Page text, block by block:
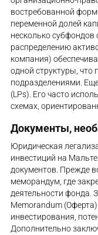
востребованной
переменной долей
несколько
распределению
компания)
одной структуры,
подразделениями.
(LPs). Его часто
схемах,
Документы,
Юридическая
инвестиций на
документов. Прежде
меморандум, где
деятельности фонда.
Memorandum
инвестирования,
Дополнительно